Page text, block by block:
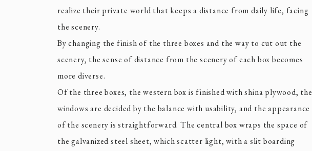
realize their private world that keeps a distance from daily life, facing
the scenery.
By changing the finish of the three boxes and the way to cut out the
scenery, the sense of distance from the scenery of each box becomes
more diverse.
Of the three boxes, the western box is finished with shina plywood, the
windows are decided by the balance with usability, and the appearance
of the scenery is straightforward. The central box wraps the space of
the galvanized steel sheet, which scatter light, with a slit boarding